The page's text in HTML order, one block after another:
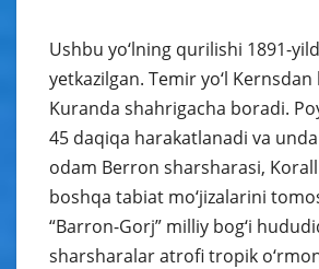
Ushbu yo‘lning qurilishi 1891-
yetkazilgan. Temir yo‘l
Kuranda shahrigacha boradi.
45 daqiqa harakatlanadi va
odam Berron sharsharasi,
boshqa tabiat mo‘jizalarini
“Barron-Gorj” milliy bog‘i
sharsharalar atrofi tropik